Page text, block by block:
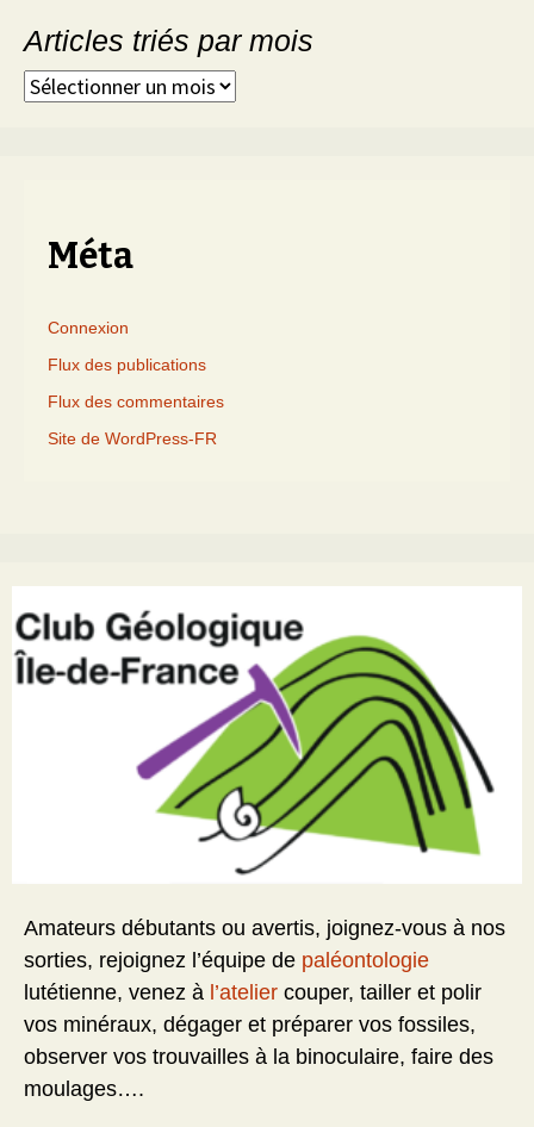
Articles triés par mois
Articles
Méta
Connexion
Flux des publications
Flux des commentaires
Site de WordPress-FR
Amateurs débutants ou avertis, joignez-vous à nos
sorties, rejoignez l’équipe de paléontologie
lutétienne, venez à l’atelier couper, tailler et polir
vos minéraux, dégager et préparer vos fossiles,
observer vos trouvailles à la binoculaire, faire des
moulages….